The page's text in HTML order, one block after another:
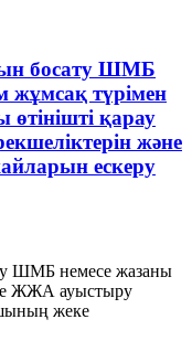
босату ШМБ
жұмсақ түрімен
қарау
және
ескеру
ШМБ немесе жазаны
ЖЖА ауыстыру
жеке